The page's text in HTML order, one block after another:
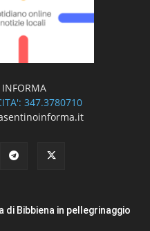
347.3780710
di Bibbiena in pellegrinaggio